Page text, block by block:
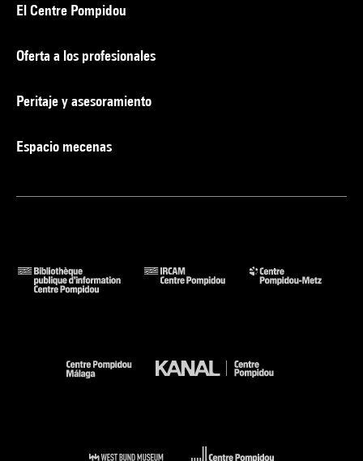
El Centre Pompidou
Oferta a los profesionales
Peritaje y asesoramiento
Espacio mecenas